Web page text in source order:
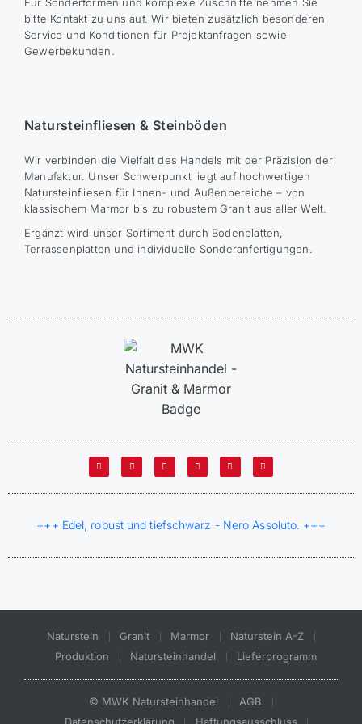
bitte Kontakt zu uns auf. Wir bieten zusätzlich besonderen
Service und Konditionen für Projektanfragen sowie
Gewerbekunden.
Natursteinfliesen & Steinböden
Wir verbinden die Vielfalt des Handels mit der Präzision der
Manufaktur. Unser Schwerpunkt liegt auf hochwertigen
Natursteinfliesen für Innen- und Außenbereiche – von
klassischem Marmor bis zu robustem Granit aus aller Welt.
Ergänzt wird unser Sortiment durch Bodenplatten,
Terrassenplatten und individuelle Sonderanfertigungen.
+++ Edel, robust und tiefschwarz - Nero Assoluto. +++
Naturstein Granit Marmor
Naturstein A-Z
Produktion
Natursteinhandel Lieferprogramm
© MWK Natursteinhandel
AGB